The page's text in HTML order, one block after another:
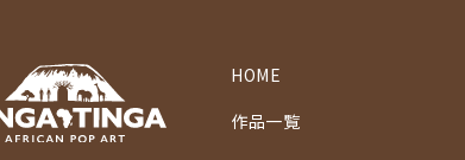
HOME
作品一覧